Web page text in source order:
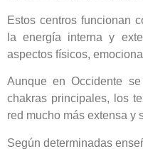
Estos centros funcionan
la energía interna y
aspectos físicos,
Aunque en Occidente
chakras principales, los
red mucho más extensa y
Según determinadas